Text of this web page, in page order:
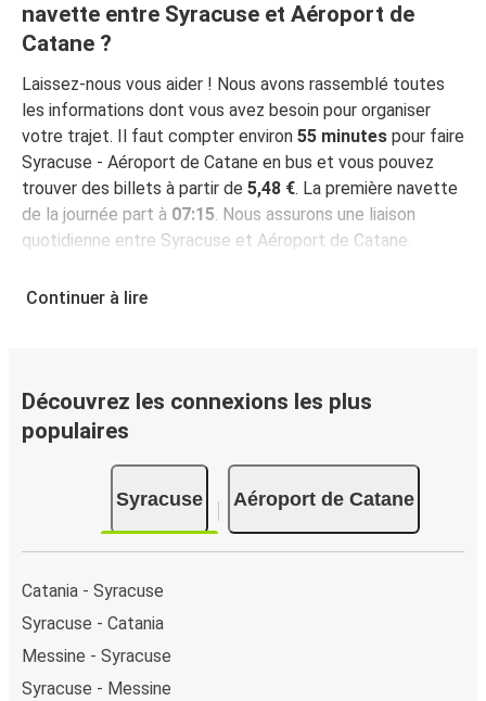
navette entre Syracuse et Aéroport de
Catane ?
Laissez-nous vous aider ! Nous avons rassemblé toutes
les informations dont vous avez besoin pour organiser
votre trajet. Il faut compter environ 55 minutes pour faire
Syracuse - Aéroport de Catane en bus et vous pouvez
trouver des billets à partir de 5,48 €. La première navette
de la journée part à 07:15. Nous assurons une liaison
quotidienne entre Syracuse et Aéroport de Catane.
Continuer à lire
Découvrez les connexions les plus
populaires
Syracuse Aéroport de Catane
Catania - Syracuse
Syracuse - Catania
Messine - Syracuse
Syracuse - Messine